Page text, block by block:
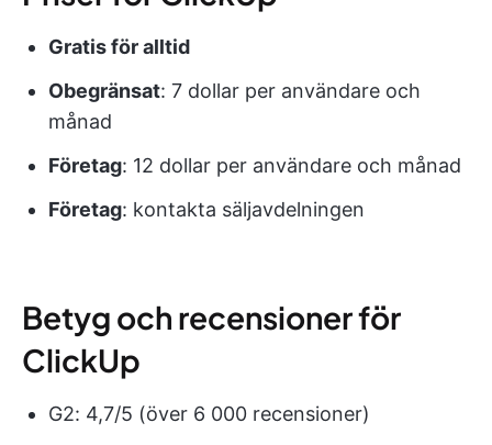
Gratis för alltid
Obegränsat: 7 dollar per användare och
månad
Företag: 12 dollar per användare och månad
Företag: kontakta säljavdelningen
Betyg och recensioner för
ClickUp
G2: 4,7/5 (över 6 000 recensioner)